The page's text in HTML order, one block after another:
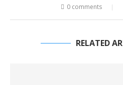
0 comments
RELATED